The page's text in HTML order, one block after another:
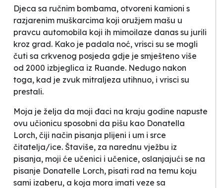
Djeca sa ručnim bombama, otvoreni kamioni s
razjarenim muškarcima koji oružjem mašu u
pravcu automobila koji ih mimoilaze danas su jurili
kroz grad. Kako je padala noć, vrisci su se mogli
čuti sa crkvenog posjeda gdje je smješteno više
od 2000 izbjeglica iz Ruande. Nedugo nakon
toga, kad je zvuk mitraljeza utihnuo, i vrisci su
prestali.
Moja je želja da moji đaci na kraju godine napuste
ovu učionicu sposobni da pišu kao Donatella
Lorch, čiji način pisanja plijeni i um i srce
čitatelja/ice. Štaviše, za narednu vježbu iz
pisanja, moji će učenici i učenice, oslanjajući se na
pisanje Donatelle Lorch, pisati rad na temu koju
sami izaberu, a koja mora imati veze sa